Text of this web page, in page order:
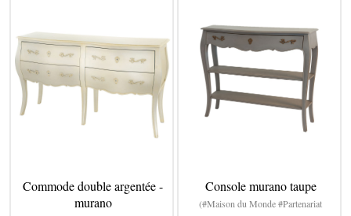
Commode double argentée -
murano
Console murano taupe
(#Maison du Monde #Partenariat